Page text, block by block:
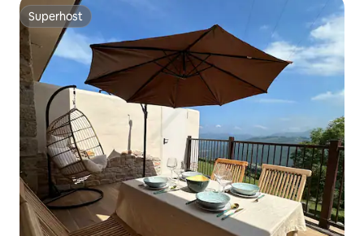
Superhost
Superhost